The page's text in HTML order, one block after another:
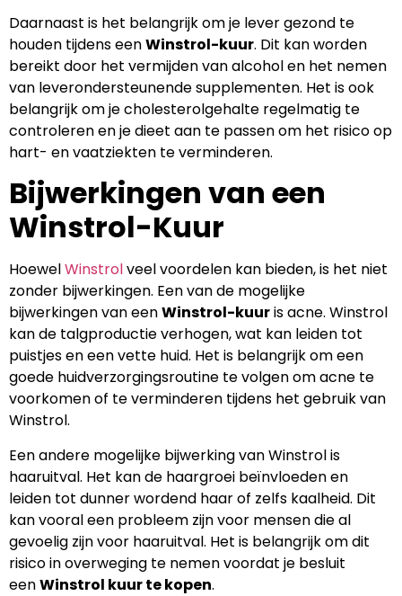
Daarnaast is het belangrijk om je lever gezond te
houden tijdens eenWinstrol-kuur. Dit kan worden
bereikt door het vermijden van alcohol en het nemen
van leverondersteunende supplementen. Het is ook
belangrijk om je cholesterolgehalte regelmatig te
controleren en je dieet aan te passen om het risico op
hart- en vaatziekten te verminderen.
Bijwerkingen van een
Winstrol-Kuur
HoewelWinstrolveel voordelen kan bieden, is het niet
zonder bijwerkingen. Een van de mogelijke
bijwerkingen van eenWinstrol-kuuris acne. Winstrol
kan de talgproductie verhogen, wat kan leiden tot
puistjes en een vette huid. Het is belangrijk om een
goede huidverzorgingsroutine te volgen om acne te
voorkomen of te verminderen tijdens het gebruik van
Winstrol.
Een andere mogelijke bijwerking van Winstrol is
haaruitval. Het kan de haargroei beïnvloeden en
leiden tot dunner wordend haar of zelfs kaalheid. Dit
kan vooral een probleem zijn voor mensen die al
gevoelig zijn voor haaruitval. Het is belangrijk om dit
risico in overweging te nemen voordat je besluit
eenWinstrol kuur te kopen.